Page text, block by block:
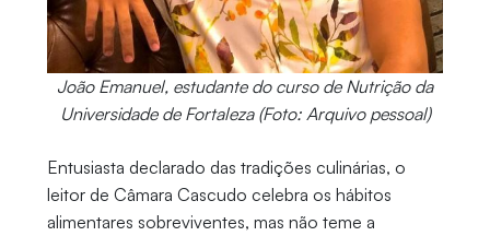
João Emanuel, estudante do curso de Nutrição da
Universidade de Fortaleza (Foto: Arquivo pessoal)
Entusiasta declarado das tradições culinárias, o
leitor de Câmara Cascudo celebra os hábitos
alimentares sobreviventes, mas não teme a